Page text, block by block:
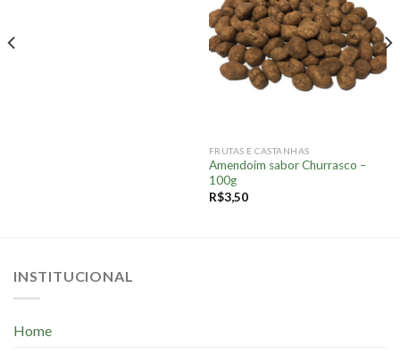
FRUTAS E CASTANHAS
Amendoim sabor Churrasco –
100g
R$3,50
INSTITUCIONAL
Home